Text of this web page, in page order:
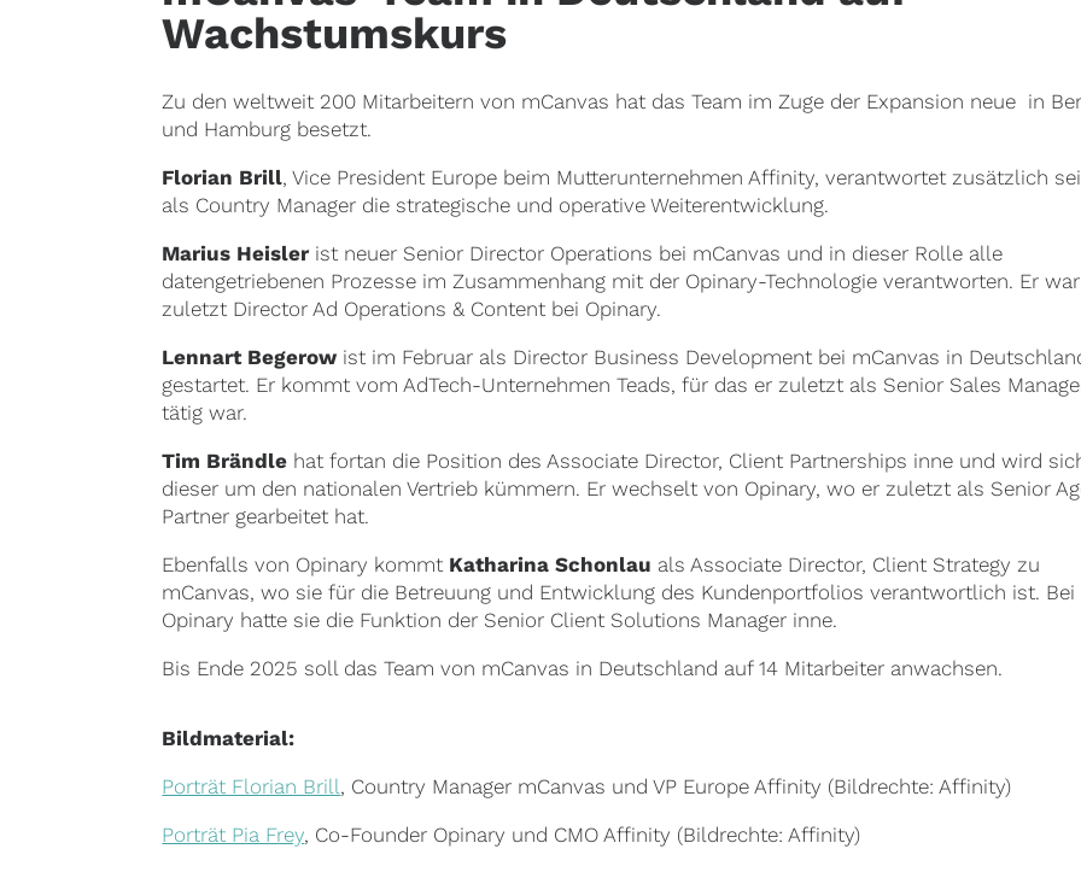
Wachstumskurs
Zu den weltweit 200 Mitarbeitern von mCanvas hat das Team im Zuge der Expansion neue in
und Hamburg besetzt.
Florian Brill, Vice President Europe beim Mutterunternehmen Affinity, verantwortet zusätzlich seit
als Country Manager die strategische und operative Weiterentwicklung.
Marius Heisler ist neuer Senior Director Operations bei mCanvas und in dieser Rolle alle
datengetriebenen Prozesse im Zusammenhang mit der Opinary-Technologie verantworten. Er war
zuletzt Director Ad Operations & Content bei Opinary.
Lennart Begerow ist im Februar als Director Business Development bei mCanvas in
gestartet. Er kommt vom AdTech-Unternehmen Teads, für das er zuletzt als Senior Sales
tätig war.
Tim Brändle hat fortan die Position des Associate Director, Client Partnerships inne und wird
dieser um den nationalen Vertrieb kümmern. Er wechselt von Opinary, wo er zuletzt als Senior
Partner gearbeitet hat.
Ebenfalls von Opinary kommt Katharina Schonlau als Associate Director, Client Strategy zu
mCanvas, wo sie für die Betreuung und Entwicklung des Kundenportfolios verantwortlich ist. Bei
Opinary hatte sie die Funktion der Senior Client Solutions Manager inne.
Bis Ende 2025 soll das Team von mCanvas in Deutschland auf 14 Mitarbeiter anwachsen.
Bildmaterial:
Porträt Florian Brill, Country Manager mCanvas und VP Europe Affinity (Bildrechte: Affinity)
Porträt Pia Frey, Co-Founder Opinary und CMO Affinity (Bildrechte: Affinity)